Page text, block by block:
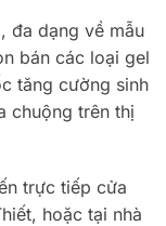
đa dạng về mẫu
bán các loại gel
tăng cường sinh
chuộng trên thị
trực tiếp cửa
hoặc tại nhà